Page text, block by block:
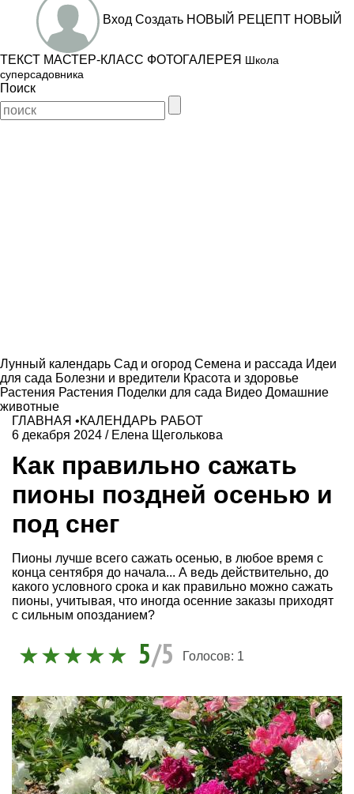
Вход Создать НОВЫЙ РЕЦЕПТ НОВЫЙ
ТЕКСТ МАСТЕР-КЛАСС ФОТОГАЛЕРЕЯ Школа
суперсадовника
Поиск
Лунный календарь Сад и огород Семена и рассада Идеи
для сада Болезни и вредители Красота и здоровье
Растения Растения Поделки для сада Видео Домашние
животные
ГЛАВНАЯ •КАЛЕНДАРЬ РАБОТ
6 декабря 2024 / Елена Щеголькова
Как правильно сажать
пионы поздней осенью и
под снег
Пионы лучше всего сажать осенью, в любое время с
конца сентября до начала... А ведь действительно, до
какого условного срока и как правильно можно сажать
пионы, учитывая, что иногда осенние заказы приходят
с сильным опозданием?
5/5 Голосов: 1